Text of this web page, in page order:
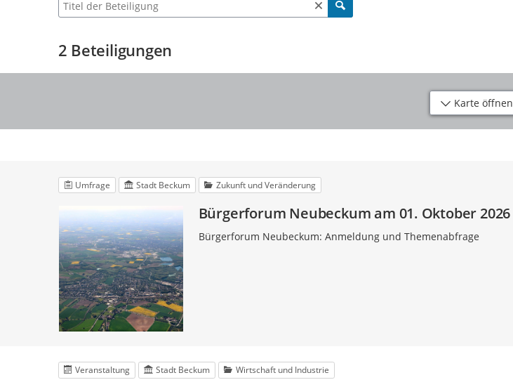
2 Beteiligungen
Karte öffnen
Umfrage Stadt Beckum Zukunft und Veränderung
Bürgerforum Neubeckum am 01. Oktober 2026
Bürgerforum Neubeckum: Anmeldung und Themenabfrage
Veranstaltung Stadt Beckum Wirtschaft und Industrie